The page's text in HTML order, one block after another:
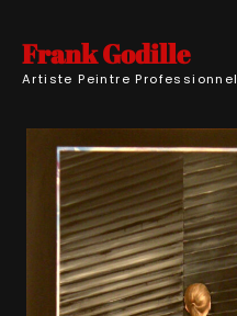
Frank Godille
Artiste Peintre Professionnel